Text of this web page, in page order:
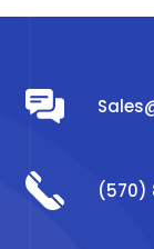
(570)